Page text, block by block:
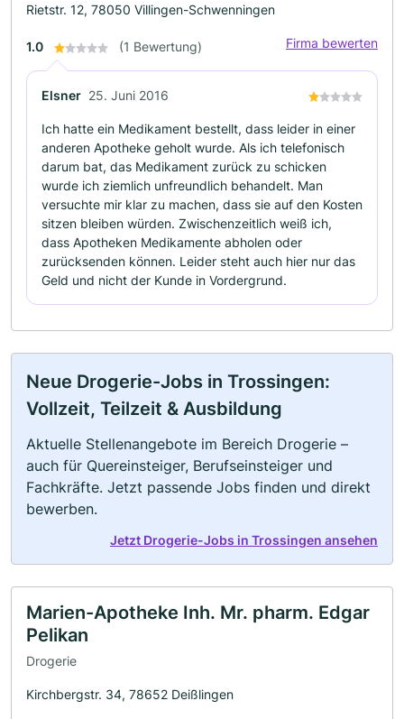
Rietstr. 12, 78050 Villingen-Schwenningen
1.0 (1 Bewertung) Firma bewerten
Elsner 25. Juni 2016
Ich hatte ein Medikament bestellt, dass leider in einer
anderen Apotheke geholt wurde. Als ich telefonisch
darum bat, das Medikament zurück zu schicken
wurde ich ziemlich unfreundlich behandelt. Man
versuchte mir klar zu machen, dass sie auf den Kosten
sitzen bleiben würden. Zwischenzeitlich weiß ich,
dass Apotheken Medikamente abholen oder
zurücksenden können. Leider steht auch hier nur das
Geld und nicht der Kunde in Vordergrund.
Neue Drogerie-Jobs in Trossingen:
Vollzeit, Teilzeit & Ausbildung
Aktuelle Stellenangebote im Bereich Drogerie –
auch für Quereinsteiger, Berufseinsteiger und
Fachkräfte. Jetzt passende Jobs finden und direkt
bewerben.
Jetzt Drogerie-Jobs in Trossingen ansehen
Marien-Apotheke Inh. Mr. pharm. Edgar
Pelikan
Drogerie
Kirchbergstr. 34, 78652 Deißlingen